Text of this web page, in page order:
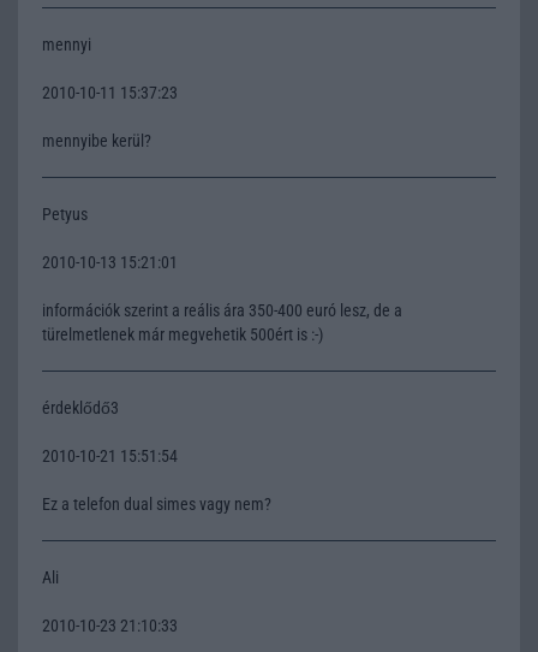
mennyi
2010-10-11 15:37:23
mennyibe kerül?
Petyus
2010-10-13 15:21:01
információk szerint a reális ára 350-400 euró lesz, de a
türelmetlenek már megvehetik 500ért is :-)
érdeklődő3
2010-10-21 15:51:54
Ez a telefon dual simes vagy nem?
Ali
2010-10-23 21:10:33